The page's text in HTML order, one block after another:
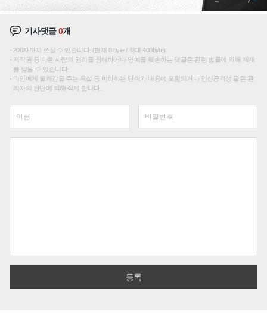
기사댓글0개
200자까지 쓰실 수 있습니다. (현재 0 byte / 최대 400byte)
저작권 등 다른 사람의 권리를 침해하거나 명예를 훼손하는 댓글은 관련 법률에 의해 제재
를 받을 수 있습니다.
타인에게 불쾌감을 주는 욕설 등 비하하는 단어가 내용에 포함되거나 인신공격성 글은 관
리자의 판단에 의해 삭제 합니다.